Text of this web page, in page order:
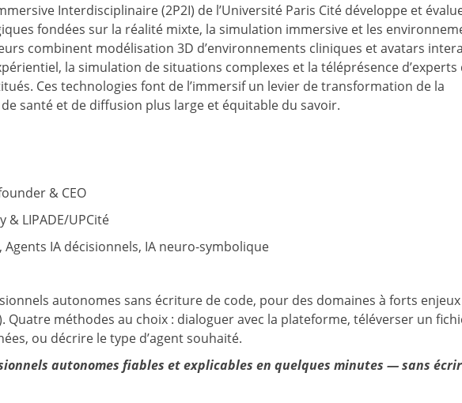
Interdisciplinaire (2P2I) de l’Université Paris Cité développe et
fondées sur la réalité mixte, la simulation immersive et les
combinent modélisation 3D d’environnements cliniques et avatars
la simulation de situations complexes et la téléprésence d’experts
Ces technologies font de l’immersif un levier de transformation de la
santé et de diffusion plus large et équitable du savoir.
& CEO
& LIPADE/UPCité
Agents IA décisionnels, IA neuro-symbolique
autonomes sans écriture de code, pour des domaines à forts enjeux
Quatre méthodes au choix : dialoguer avec la plateforme, téléverser un
ou décrire le type d’agent souhaité.
autonomes fiables et explicables en quelques minutes — sans